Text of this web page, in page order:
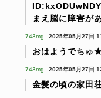
ID:kxODUwNDY
まえ脳に障害が
743mg 2025年05月27日
おはようでちゅ
743mg 2025年05月27日
金髪の頃の家田